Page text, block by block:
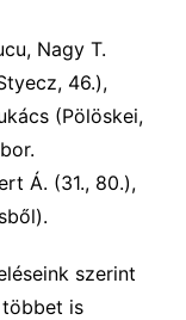
Nagy T.
46.),
(Pölöskei,
Á. (31., 80.),
szerint
többet is